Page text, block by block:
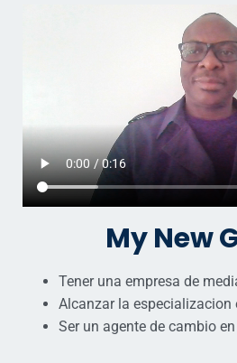
My New
Tener una empresa de
Alcanzar la especializacion
Ser un agente de cambio